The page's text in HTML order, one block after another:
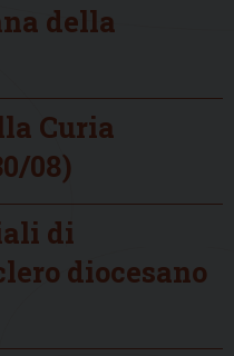
della
Curia
08)
di
diocesano